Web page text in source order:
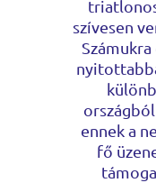
szívesen
ennek a
fő